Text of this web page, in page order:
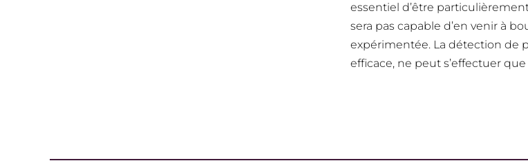
essentiel d’être
sera pas capable d’en venir à
expérimentée. La détection de
efficace, ne peut s’effectuer